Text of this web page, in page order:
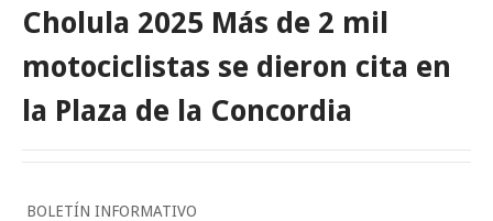
Cholula 2025 Más de 2 mil
motociclistas se dieron cita en
la Plaza de la Concordia
BOLETÍN INFORMATIVO